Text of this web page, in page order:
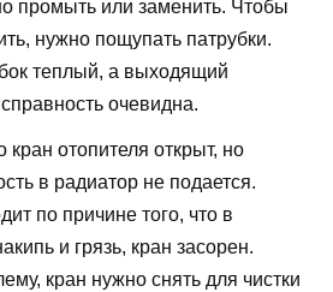
промыть или заменить. Чтобы
нужно пощупать патрубки.
теплый, а выходящий
очевидна.
кран отопителя открыт, но
в радиатор не подается.
по причине того, что в
и грязь, кран засорен.
кран нужно снять для чистки